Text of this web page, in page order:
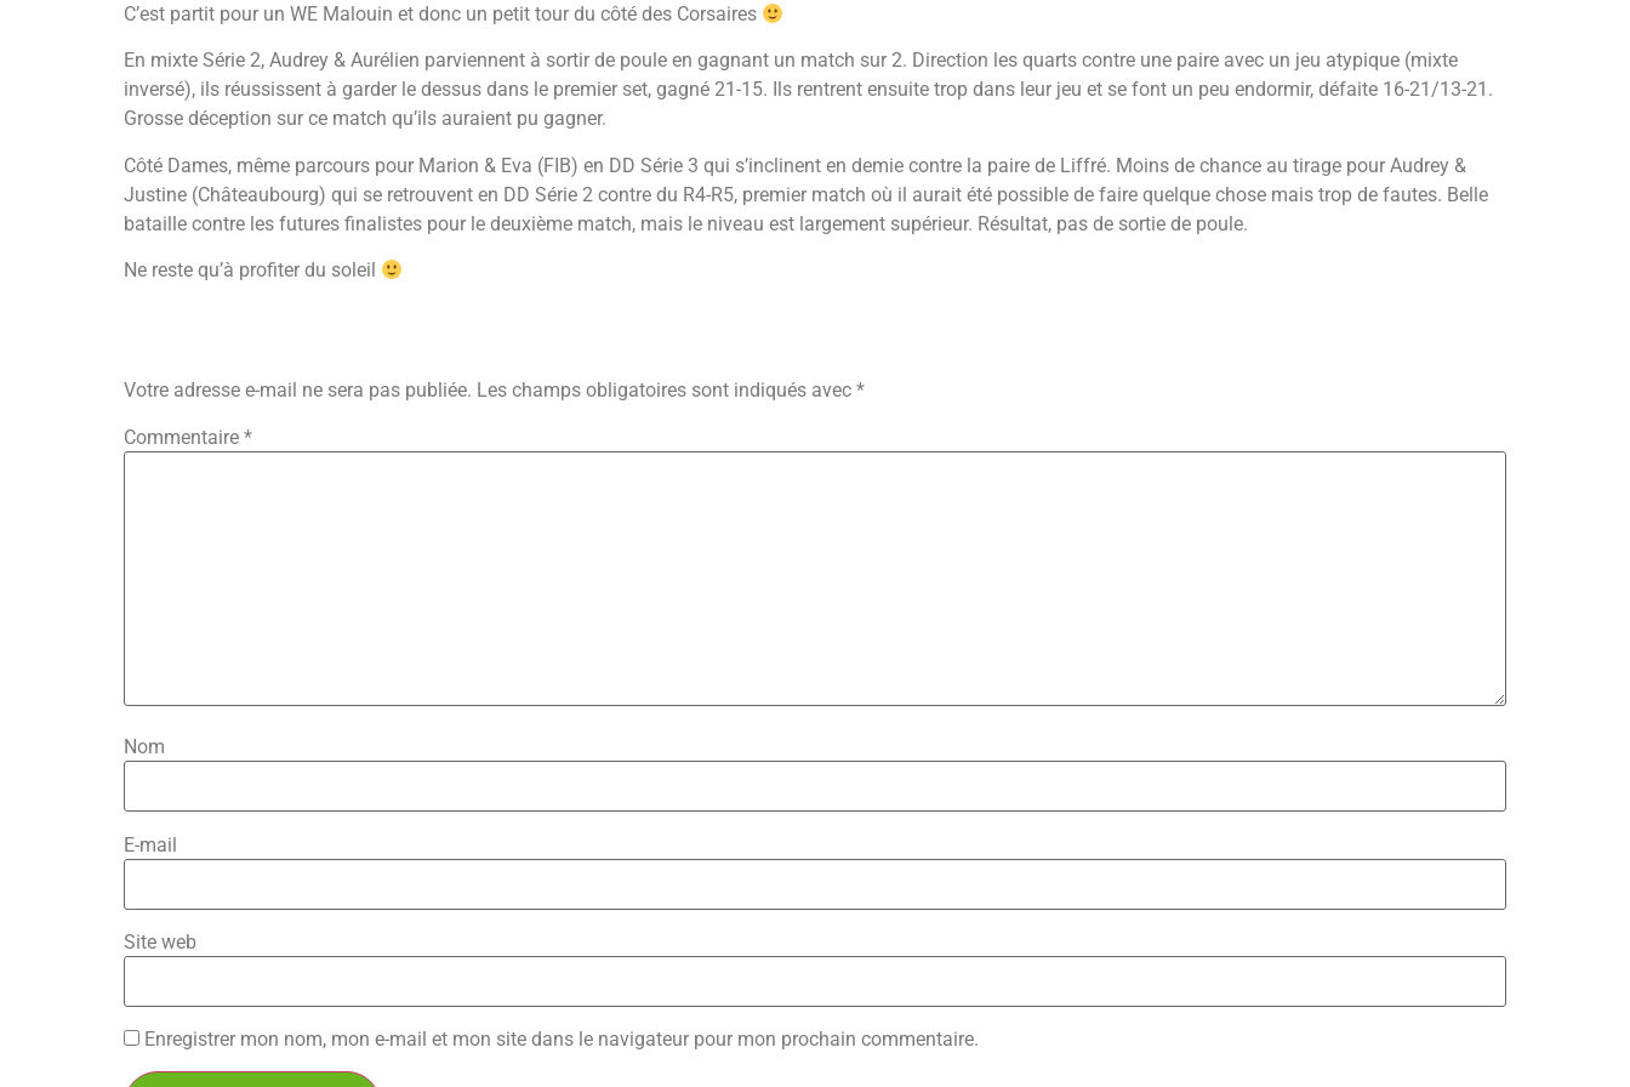
C’est partit pour un WE Malouin et donc un petit tour du côté des Corsaires
En mixte Série 2, Audrey & Aurélien parviennent à sortir de poule en gagnant un match sur 2. Direction les quarts contre une paire avec un jeu atypique (mixte
inversé), ils réussissent à garder le dessus dans le premier set, gagné 21-15. Ils rentrent ensuite trop dans leur jeu et se font un peu endormir, défaite 16-21/13-21.
Grosse déception sur ce match qu’ils auraient pu gagner.
Côté Dames, même parcours pour Marion & Eva (FIB) en DD Série 3 qui s’inclinent en demie contre la paire de Liffré. Moins de chance au tirage pour Audrey &
Justine (Châteaubourg) qui se retrouvent en DD Série 2 contre du R4-R5, premier match où il aurait été possible de faire quelque chose mais trop de fautes. Belle
bataille contre les futures finalistes pour le deuxième match, mais le niveau est largement supérieur. Résultat, pas de sortie de poule.
Ne reste qu’à profiter du soleil
Votre adresse e-mail ne sera pas publiée. Les champs obligatoires sont indiqués avec *
Commentaire *
Nom
E-mail
Site web
Enregistrer mon nom, mon e-mail et mon site dans le navigateur pour mon prochain commentaire.